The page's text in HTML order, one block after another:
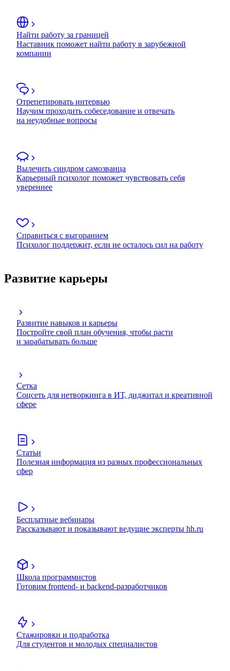
Найти работу за границей
Наставник поможет найти работу в зарубежной
компании
Отрепетировать интервью
Научим проходить собеседование и отвечать
на неудобные вопросы
Вылечить синдром самозванца
Карьерный психолог поможет чувствовать себя
увереннее
Справиться с выгоранием
Психолог поддержит, если не осталось сил на работу
Развитие карьеры
Развитие навыков и карьеры
Постройте свой план обучения, чтобы расти
и зарабатывать больше
Сетка
Соцсеть для нетворкинга в ИТ, диджитал и креативной
сфере
Статьи
Полезная информация из разных профессиональных
сфер
Бесплатные вебинары
Рассказывают и показывают ведущие эксперты hh.ru
Школа программистов
Готовим frontend- и backend-разработчиков
Стажировки и подработка
Для студентов и молодых специалистов